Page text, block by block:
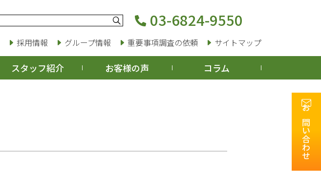
03-6824-9550
採用情報 グループ情報 重要事項調査の依頼 サイトマップ
お問い合わせ
スタッフ紹介 お客様の声 コラム